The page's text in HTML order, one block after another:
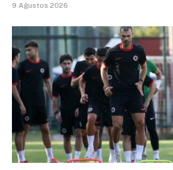
9 Ağustos 2026